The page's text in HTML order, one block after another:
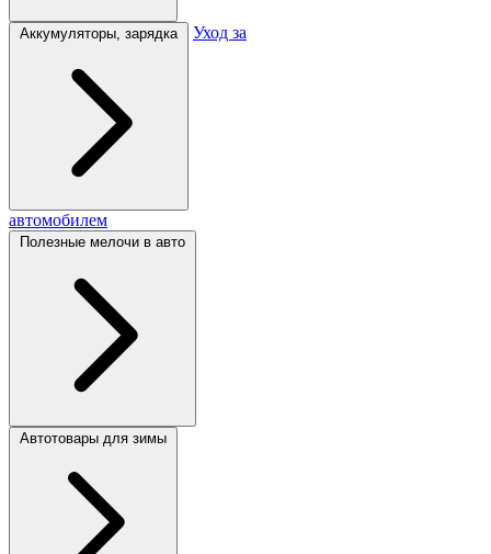
Аккумуляторы, зарядка Уход за
автомобилем
Полезные мелочи в авто
Автотовары для зимы